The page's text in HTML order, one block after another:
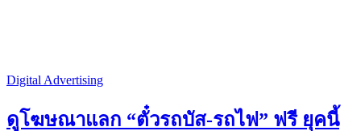
Digital Advertising
ดูโฆษณาแลก “ตั๋วรถบัส-รถไฟ” ฟรี ยุคนี้